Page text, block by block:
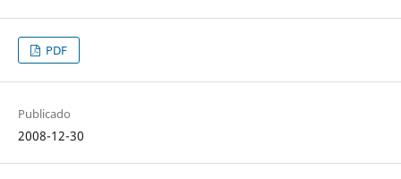
PDF
Publicado
2008-12-30